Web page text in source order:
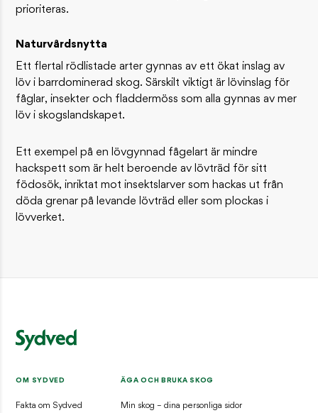
prioriteras.
Naturvårdsnytta
Ett flertal rödlistade arter gynnas av ett ökat inslag av
löv i barrdominerad skog. Särskilt viktigt är lövinslag för
fåglar, insekter och fladdermöss som alla gynnas av mer
löv i skogslandskapet.
Ett exempel på en lövgynnad fågelart är mindre
hackspett som är helt beroende av lövträd för sitt
födosök, inriktat mot insektslarver som hackas ut från
döda grenar på levande lövträd eller som plockas i
lövverket.
OM SYDVED
Fakta om Sydved
ÄGA OCH BRUKA SKOG
Min skog – dina personliga sidor